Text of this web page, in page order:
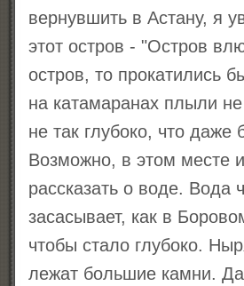
вернувшить в Астану, я
этот остров - "Остров
остров, то прокатились
на катамаранах плыли
не так глубоко, что
Возможно, в этом месте
рассказать о воде. Вода
засасывает, как в
чтобы стало глубоко.
лежат большие камни.